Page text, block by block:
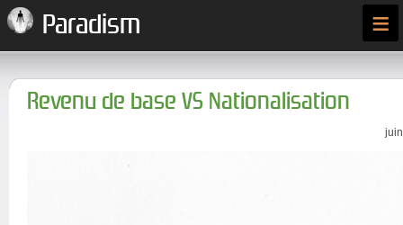
Paradism ≡
Revenu de base VS Nationalisation